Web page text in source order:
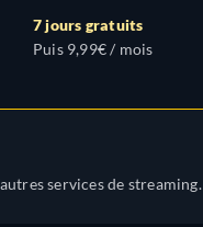
7 jours gratuits
Puis 9,99€ / mois
services de streaming.